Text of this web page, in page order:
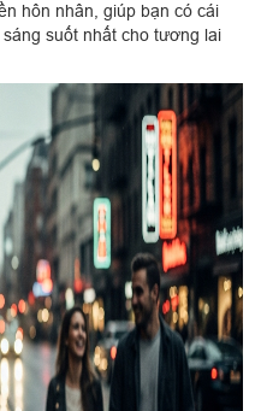
hôn nhân, giúp bạn có cái
suốt nhất cho tương lai